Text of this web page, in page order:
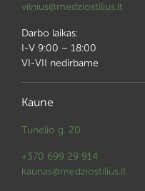
vilnius@medziostilius.lt
Darbo laikas:
I-V 9:00 – 18:00
VI-VII nedirbame
Kaune
Tunelio g. 20
+370 699 29 914
kaunas@medziostilius.lt